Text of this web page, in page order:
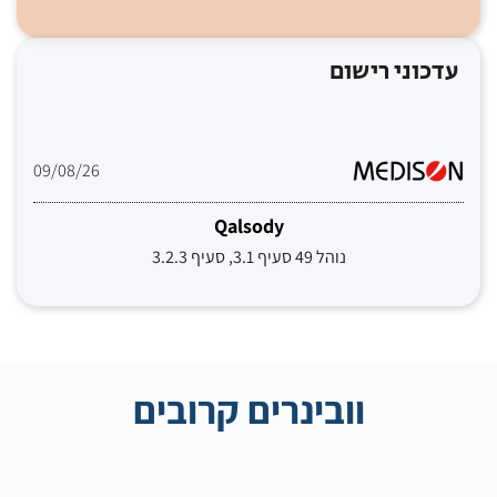
עדכוני רישום
09/08/26
Qalsody
נוהל 49 סעיף 3.1, סעיף 3.2.3
וובינרים קרובים